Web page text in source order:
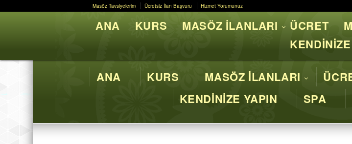
Masöz Tavsiyelerim Ücretsiz İlan Başvuru Hizmet Yorumunuz
Butik Masaj İstanbul -
ANA KURS MASÖZ İLANLARI
KENDİNİZE YAPIN
SPA
Masöz Tavsiyelerim Ücretsiz İlan Başvuru Hizmet Yorumunuz
ANA KURS MASÖZ İLANLARI ÜCRET